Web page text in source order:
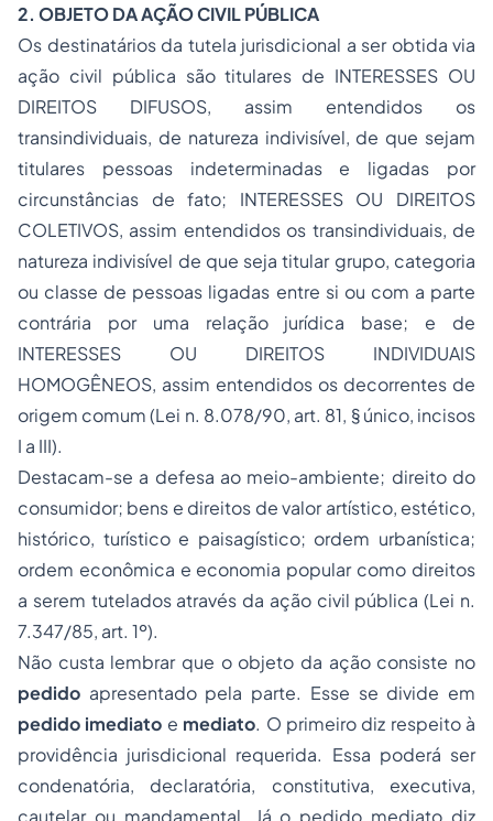
2. OBJETO DA AÇÃO CIVIL PÚBLICA
Os destinatários da tutela jurisdicional a ser obtida via
ação civil pública são titulares de INTERESSES OU
DIREITOS DIFUSOS, assim entendidos os
transindividuais, de natureza indivisível, de que sejam
titulares pessoas indeterminadas e ligadas por
circunstâncias de fato; INTERESSES OU DIREITOS
COLETIVOS, assim entendidos os transindividuais, de
natureza indivisível de que seja titular grupo, categoria
ou classe de pessoas ligadas entre si ou com a parte
contrária por uma relação jurídica base; e de
INTERESSES OU DIREITOS INDIVIDUAIS
HOMOGÊNEOS, assim entendidos os decorrentes de
origem comum (Lei n. 8.078/90, art. 81, § único, incisos
I a III).
Destacam-se a defesa ao meio-ambiente; direito do
consumidor; bens e direitos de valor artístico, estético,
histórico, turístico e paisagístico; ordem urbanística;
ordem econômica e economia popular como direitos
a serem tutelados através da ação civil pública (Lei n.
7.347/85, art. 1º).
Não custa lembrar que o objeto da ação consiste no
pedido apresentado pela parte. Esse se divide em
pedido imediato e mediato. O primeiro diz respeito à
providência jurisdicional requerida. Essa poderá ser
condenatória, declaratória, constitutiva, executiva,
cautelar ou mandamental. Já o pedido mediato diz